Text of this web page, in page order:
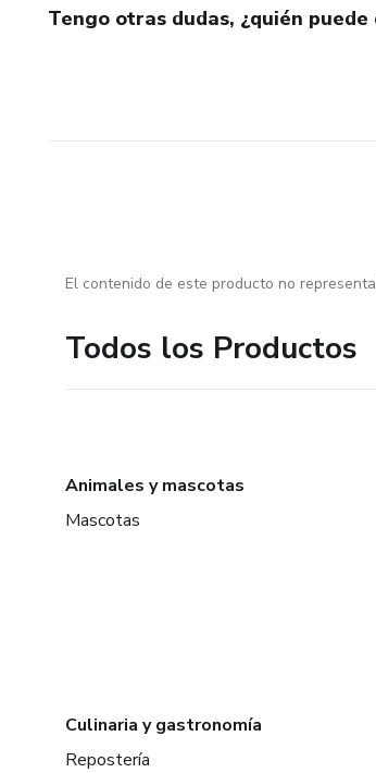
Tengo otras dudas, ¿quién
El contenido de este producto no
Todos los Productos
Animales y mascotas
Mascotas
Culinaria y gastronomía
Repostería